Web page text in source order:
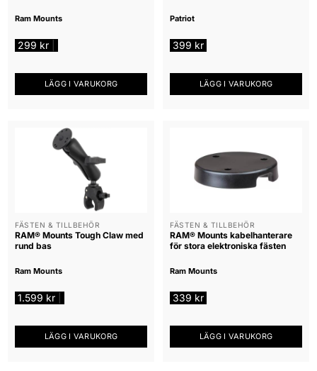
Ram Mounts
299 kr
LÄGG I VARUKORG
Patriot
399 kr
LÄGG I VARUKORG
FÄSTEN & TILLBEHÖR
RAM® Mounts Tough Claw med
rund bas
Ram Mounts
1.599 kr
LÄGG I VARUKORG
FÄSTEN & TILLBEHÖR
RAM® Mounts kabelhanterare
för stora elektroniska fästen
Ram Mounts
339 kr
LÄGG I VARUKORG